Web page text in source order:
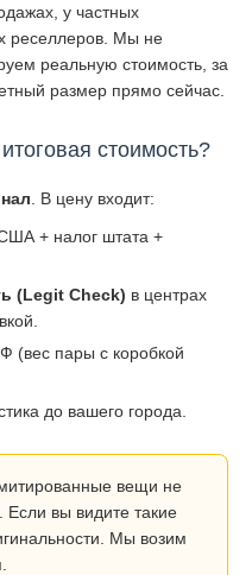
у частных
реселлеров. Мы не
реальную стоимость, за
размер прямо сейчас.
стоимость?
. В цену входит:
+ налог штата +
(Legit Check) в центрах
(вес пары с коробкой
до вашего города.
вещи не
Если вы видите такие
Мы возим